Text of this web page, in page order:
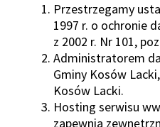
Przestrzegamy
1997 r. o ochronie
z 2002 r. Nr 101,
Administratorem
Gminy Kosów
Kosów Lacki.
Hosting serwisu
zapewnia